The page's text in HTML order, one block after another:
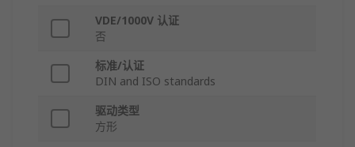
VDE/1000V 认证
否
标准/认证
DIN and ISO standards
驱动类型
方形